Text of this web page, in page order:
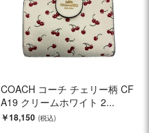
COACH コーチ チェリー柄 CF
A19 クリームホワイト 2...
￥18,150